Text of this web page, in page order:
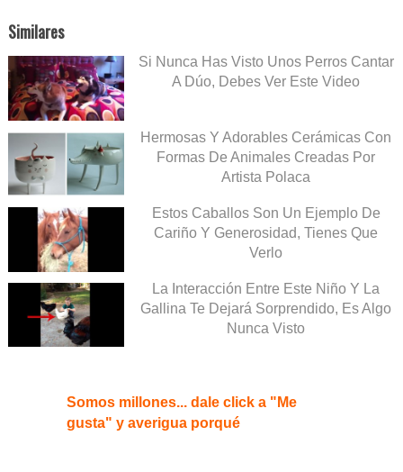
Similares
Si Nunca Has Visto Unos Perros Cantar
A Dúo, Debes Ver Este Video
Hermosas Y Adorables Cerámicas Con
Formas De Animales Creadas Por
Artista Polaca
Estos Caballos Son Un Ejemplo De
Cariño Y Generosidad, Tienes Que
Verlo
La Interacción Entre Este Niño Y La
Gallina Te Dejará Sorprendido, Es Algo
Nunca Visto
Somos millones... dale click a "Me
gusta" y averigua porqué